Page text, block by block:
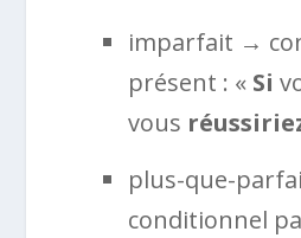
imparfait →
présent : « Si
vous
plus-que-
conditionnel